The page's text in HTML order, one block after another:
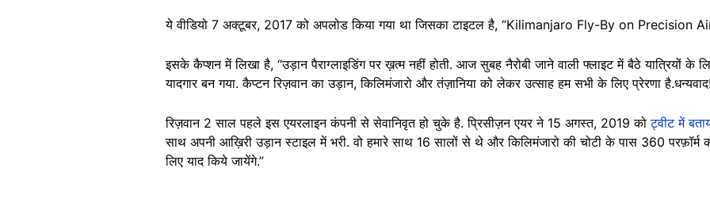
ये वीडियो 7 अक्टूबर, 2017 को अपलोड किया गया था जिसका टाइटल है, “Kilimanjaro Fly-By on Precision
इसके कैप्शन में लिखा है, “उड़ान पैराग्लाइडिंग पर ख़त्म नहीं होती. आज सुबह नैरोबी जाने वाली फ्लाइट में बैठे यात्रियों के
यादगार बन गया. कैप्टन रिज़वान का उड़ान, किलिमंजारो और तंज़ानिया को लेकर उत्साह हम सभी के लिए प्रेरणा
रिज़वान 2 साल पहले इस एयरलाइन कंपनी से सेवानिवृत हो चुके है. प्रिसीज़न एयर ने 15 अगस्त, 2019 कोट्वीट में
साथ अपनी आख़िरी उड़ान स्टाइल में भरी. वो हमारे साथ 16 सालों से थे और किलिमंजारो की चोटी के पास 360
लिए याद किये जायेंगे.”